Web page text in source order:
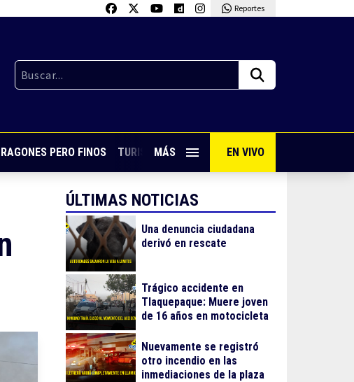
Reportes
PERO FINOS TURISMO CON SABOR VIVE PUERTO VALLARTA
MÁS EN VIVO
ÚLTIMAS NOTICIAS
Una denuncia ciudadana
derivó en rescate
Trágico accidente en
Tlaquepaque: Muere joven
de 16 años en motocicleta
Nuevamente se registró
otro incendio en las
inmediaciones de la plaza